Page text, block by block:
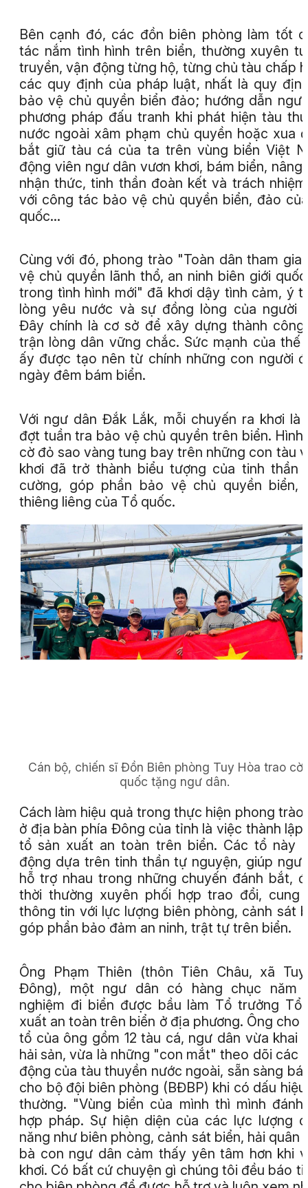
Bên cạnh đó, các đồn biên phòng làm tốt
tác nắm tình hình trên biển, thường xuyên
truyền, vận động từng hộ, từng chủ tàu chấp
các quy định của pháp luật, nhất là quy
bảo vệ chủ quyền biển đảo; hướng dẫn ngư
phương pháp đấu tranh khi phát hiện tàu
nước ngoài xâm phạm chủ quyền hoặc xua
bắt giữ tàu cá của ta trên vùng biển Việt
động viên ngư dân vươn khơi, bám biển, nâng
nhận thức, tinh thần đoàn kết và trách
với công tác bảo vệ chủ quyền biển, đảo
quốc…
Cùng với đó, phong trào "Toàn dân tham gia
vệ chủ quyền lãnh thổ, an ninh biên giới
trong tình hình mới" đã khơi dậy tình cảm, ý
lòng yêu nước và sự đồng lòng của người
Đây chính là cơ sở để xây dựng thành
trận lòng dân vững chắc. Sức mạnh của thế
ấy được tạo nên từ chính những con người
ngày đêm bám biển.
Với ngư dân Đắk Lắk, mỗi chuyến ra khơi là
đợt tuần tra bảo vệ chủ quyền trên biển. Hình
cờ đỏ sao vàng tung bay trên những con tàu
khơi đã trở thành biểu tượng của tinh thần
cường, góp phần bảo vệ chủ quyền biển,
thiêng liêng của Tổ quốc.
Cán bộ, chiến sĩ Đồn Biên phòng Tuy Hòa trao cờ
quốc tặng ngư dân.
Cách làm hiệu quả trong thực hiện phong trào
ở địa bàn phía Đông của tỉnh là việc thành lập
tổ sản xuất an toàn trên biển. Các tổ này
động dựa trên tinh thần tự nguyện, giúp ngư
hỗ trợ nhau trong những chuyến đánh bắt,
thời thường xuyên phối hợp trao đổi, cung
thông tin với lực lượng biên phòng, cảnh sát
góp phần bảo đảm an ninh, trật tự trên biển.
Ông Phạm Thiên (thôn Tiên Châu, xã
Đông), một ngư dân có hàng chục năm
nghiệm đi biển được bầu làm Tổ trưởng Tổ
xuất an toàn trên biển ở địa phương. Ông cho
tổ của ông gồm 12 tàu cá, ngư dân vừa khai
hải sản, vừa là những "con mắt" theo dõi các
động của tàu thuyền nước ngoài, sẵn sàng
cho bộ đội biên phòng (BĐBP) khi có dấu
thường. "Vùng biển của mình thì mình
hợp pháp. Sự hiện diện của các lực lượng
năng như biên phòng, cảnh sát biển, hải quân
bà con ngư dân cảm thấy yên tâm hơn khi
khơi. Có bất cứ chuyện gì chúng tôi đều báo